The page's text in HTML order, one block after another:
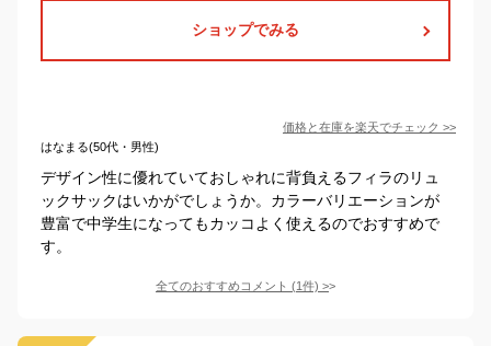
ショップでみる
価格と在庫を楽天でチェック >>
はなまる(50代・男性)
デザイン性に優れていておしゃれに背負えるフィラのリュ
ックサックはいかがでしょうか。カラーバリエーションが
豊富で中学生になってもカッコよく使えるのでおすすめで
す。
全てのおすすめコメント (1件) >